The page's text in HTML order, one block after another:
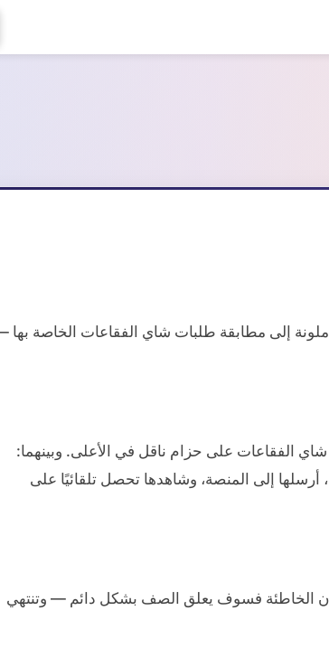
مقهى دافئ ومبهج حيث تحتاج 45 قطة ملونة إلى مطابقة طلبات شاي الفقاعات الخاصة
على حزام ناقل في الأعلى. وبينهما:
الكومة، أرسلها إلى المنصة، وشاهدها تحصل تلقائيًا على
بالألوان الخاطئة فسوف يعلق الصف بشكل دائم — وتنتهي